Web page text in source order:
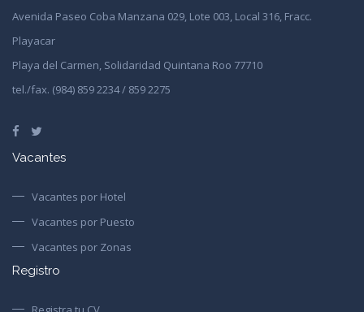
Avenida Paseo Coba Manzana 029, Lote 003, Local 316, Fracc.
Playacar
Playa del Carmen, Solidaridad Quintana Roo 77710
tel./fax. (984) 859 2234 / 859 2275
Vacantes
Vacantes por Hotel
Vacantes por Puesto
Vacantes por Zonas
Registro